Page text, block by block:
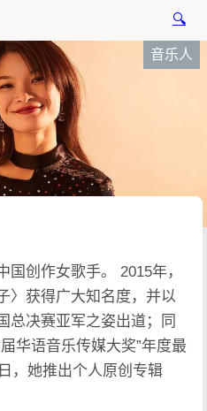
🔍
音乐人
创作女歌手。 2015年，
〉获得广大知名度，并以
总决赛亚军之姿出道；同
华语音乐传媒大奖”年度最
，她推出个人原创专辑